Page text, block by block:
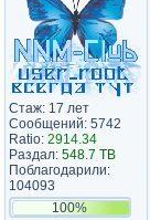
Стаж: 17 лет
Сообщений: 5742
Ratio: 2914.34
Раздал: 548.7 TB
Поблагодарили:
104093
100%